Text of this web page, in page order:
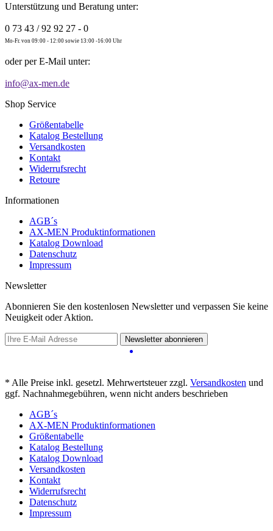
Unterstützung und Beratung unter:
0 73 43 / 92 92 27 - 0
Mo-Fr. von 09:00 - 12:00 sowie 13:00 -16:00 Uhr
oder per E-Mail unter:
info@ax-men.de
Shop Service
Größentabelle
Katalog Bestellung
Versandkosten
Kontakt
Widerrufsrecht
Retoure
Informationen
AGB´s
AX-MEN Produktinformationen
Katalog Download
Datenschutz
Impressum
Newsletter
Abonnieren Sie den kostenlosen Newsletter und verpassen Sie keine
Neuigkeit oder Aktion.
Newsletter abonnieren
* Alle Preise inkl. gesetzl. Mehrwertsteuer zzgl. Versandkosten und
ggf. Nachnahmegebühren, wenn nicht anders beschrieben
AGB´s
AX-MEN Produktinformationen
Größentabelle
Katalog Bestellung
Katalog Download
Versandkosten
Kontakt
Widerrufsrecht
Datenschutz
Impressum